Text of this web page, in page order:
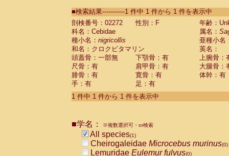
CebidaeSaguinus labiatus(0)
Cebidae Saguinus leucopus (0)
Cebidae
CebidaeSaguinus mystax
CebidaeSaguinus nigricollis (1)
Cebidae Saguinus oedipus
Cebidae Saguinus weddelli
Cebidae Saguinusspp.
Cebidae Aotus trivirgatus
Cebidae Cebus albifrons
CebidaeCebus nigrivittatus
CebidaeCebus
CebidaeSaimiri boliviensis(0)
CebidaeSaimiri sciureus(0)
■検索結果-----------1 件中 1 件から 1 件を表示中
剖検番号：02272
性別：F
年齢：
科名：Cebidae
属名：
種小名： nigricollis
亜種小名
和名：クロクビタマリン
英名：
頭蓋骨：一部無
下顎骨：有
上腕骨：
尺骨：有
肩甲骨：有
大腿骨：
腓骨：有
寛骨：有
体幹：有
手：有
足：有
1 件中 1 件から 1 件を表示中
■学名： ※複数選択可・or検索
All species(1)
Cheirogaleidae Microcebus murinus(0)
Lemuridae Eulemur fulvus(0)